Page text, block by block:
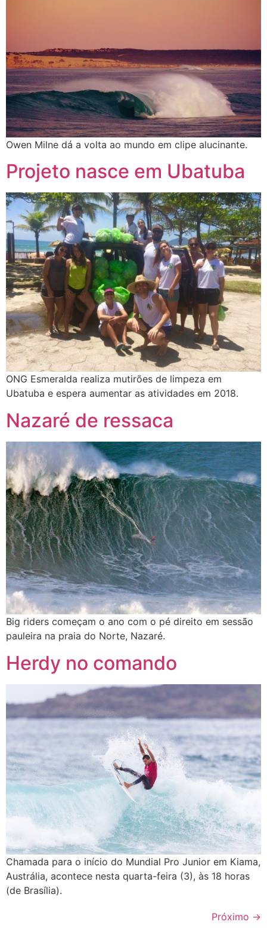
Owen Milne dá a volta ao mundo em clipe alucinante.
Projeto nasce em Ubatuba
ONG Esmeralda realiza mutirões de limpeza em
Ubatuba e espera aumentar as atividades em 2018.
Nazaré de ressaca
Big riders começam o ano com o pé direito em sessão
pauleira na praia do Norte, Nazaré.
Herdy no comando
Chamada para o início do Mundial Pro Junior em Kiama,
Austrália, acontece nesta quarta-feira (3), às 18 horas
(de Brasília).
Próximo →